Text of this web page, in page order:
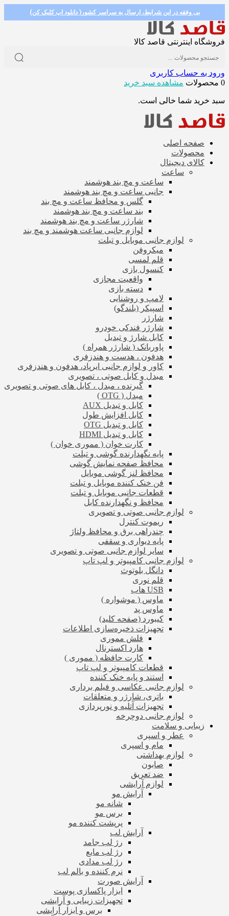
بی وفقه در این شرایط، ارسال به سراسر کشور( دانلود اپ کلیک کن)
فروشگاه اینترنتی قاصد کالا
ورود به حساب کاربری
0 محصولات
مشاهده سبد خرید
سبد خرید شما خالی است.
صفحه اصلی
محصولات
کالای دیجیتال
ساعت
ساعت و مچ بند هوشمند
جانبی ساعت و مچ بند هوشمند
گلس و محافظ ساعت و مچ بند
بند ساعت و مچ بند هوشمند
شارژر ساعت و مچ بند هوشمند
لوازم جانبی ساعت هوشمند و مچ بند
لوازم جانبی موبایل و تبلت
میکروفن
قلم لمسی
کنسول بازی
واقعیت مجازی
دسته بازی
لامپ و روشنایی
اسپیکر (بلندگو)
شارژر
شارژر فندکی خودرو
کابل شارژ و تبدیل
پاوربانک ( شارژر همراه )
هدفون ، هدست و هندزفری
کاور و لوازم جانبی ایرپاد، هدفون و هندزفری
مبدل و کابل صوتی ، تصویری
گیرنده ، مبدل ، کابل های صوتی و تصویری
مبدل ( OTG )
کابل و تبدیل AUX
کابل افزایش طول
کابل و تبدیل OTG
کابل و تبدیل HDMI
کارت خوان ( مموری خوان )
پایه نگهدارنده گوشی و تبلت
محافظ صفحه نمایش گوشی
محافظ لنز گوشی موبایل
فن خنک کننده موبایل و تبلت
قطعات جانبی موبایل و تبلت
محافظ و نگهدارنده کابل
لوازم جانبی صوتی و تصویری
ریموت کنترل
چندراهی برق و محافظ ولتاژ
پایه دیواری و سقفی
سایر لوازم جانبی صوتی و تصویری
لوازم جانبی کامپیوتر و لپ تاپ
دانگل بلوتوث
قلم نوری
USB هاب
ماوس ( موشواره )
ماوس پد
کیبورد (صفحه کلید)
تجهیزات ذخیره‌سازی اطلاعات
فلش مموری
هارد اکسترنال
کارت حافظه ( مموری )
قطعات کامپیوتر و لپ تاپ
استند و پایه خنک کننده
لوازم جانبی عکاسی و فیلم برداری
باتری، شارژر و متعلقات
تجهیزات آتلیه و نورپردازی
لوازم جانبی دوچرخه
زیبایی و سلامت
عطر و اسپری
مام و اسپری
لوازم بهداشتی
صابون
ضد تعریق
لوازم آرایشی
آرایش مو
شانه مو
برس مو
پرپشت کننده مو
آرایش لب
رژ لب جامد
رژ لب مایع
رژ لب مدادی
نرم کننده و بالم لب
آرایش صورت
ابزار پاکسازی پوست
تجهیزات زیبایی و آرایشی
برس و ابزار آرایشی